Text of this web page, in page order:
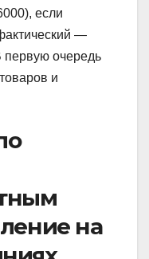
если
—
первую очередь
и
на